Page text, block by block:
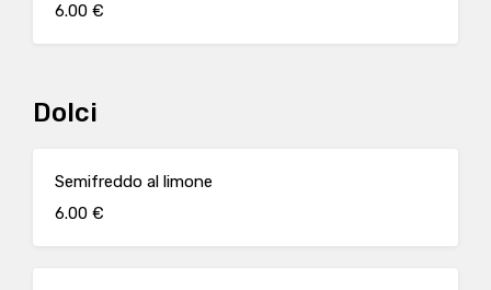
6.00 €
Dolci
Semifreddo al limone
6.00 €